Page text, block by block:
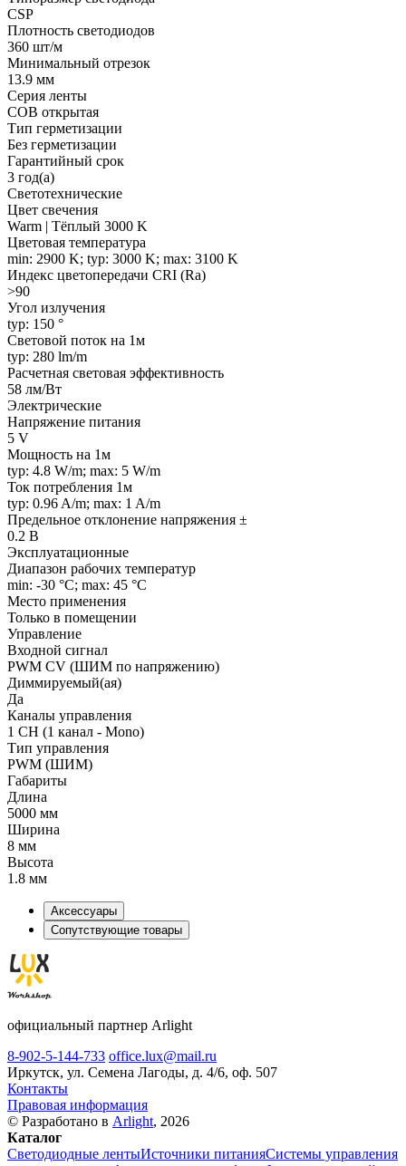
CSP
Плотность светодиодов
360 шт/м
Минимальный отрезок
13.9 мм
Серия ленты
COB открытая
Тип герметизации
Без герметизации
Гарантийный срок
3 год(а)
Светотехнические
Цвет свечения
Warm | Тёплый 3000 K
Цветовая температура
min: 2900 K; typ: 3000 K; max: 3100 K
Индекс цветопередачи CRI (Ra)
>90
Угол излучения
typ: 150 °
Световой поток на 1м
typ: 280 lm/m
Расчетная световая эффективность
58 лм/Вт
Электрические
Напряжение питания
5 V
Мощность на 1м
typ: 4.8 W/m; max: 5 W/m
Ток потребления 1м
typ: 0.96 A/m; max: 1 A/m
Предельное отклонение напряжения ±
0.2 В
Эксплуатационные
Диапазон рабочих температур
min: -30 °C; max: 45 °C
Место применения
Только в помещении
Управление
Входной сигнал
PWM СV (ШИМ по напряжению)
Диммируемый(ая)
Да
Каналы управления
1 CH (1 канал - Mono)
Тип управления
PWM (ШИМ)
Габариты
Длина
5000 мм
Ширина
8 мм
Высота
1.8 мм
Аксессуары
Сопутствующие товары
официальный партнер Arlight
8-902-5-144-733 office.lux@mail.ru
Иркутск, ул. Семена Лагоды, д. 4/6, оф. 507
Контакты
Правовая информация
© Разработано в Arlight, 2026
Каталог
Светодиодные лентыИсточники питанияСистемы управления